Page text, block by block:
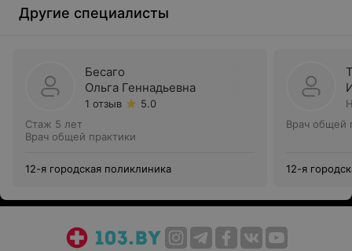
Другие специалисты
Бесаго
Ольга Геннадьевна
1 отзыв
5.0
Стаж 5 лет
Врач общей практики
12-я городская поликлиника
Врач общей
12-я